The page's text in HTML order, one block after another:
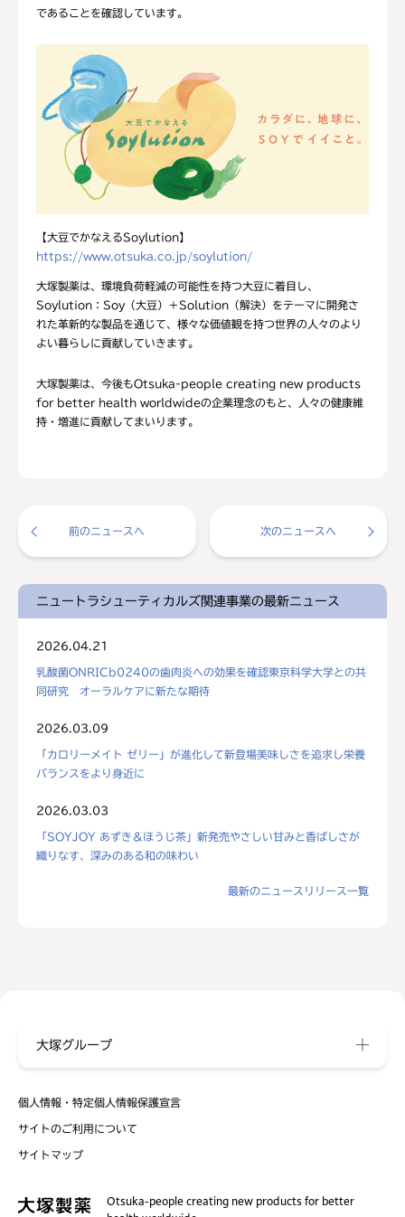
であることを確認しています。
【大豆でかなえるSoylution】
https://www.otsuka.co.jp/soylution/
大塚製薬は、環境負荷軽減の可能性を持つ大豆に着目し、
Soylution：Soy（大豆）＋Solution（解決）をテーマに開発さ
れた革新的な製品を通じて、様々な価値観を持つ世界の人々のより
よい暮らしに貢献していきます。
大塚製薬は、今後もOtsuka-people creating new products
for better health worldwideの企業理念のもと、人々の健康維
持・増進に貢献してまいります。
前のニュースへ 次のニュースへ
ニュートラシューティカルズ関連事業の最新ニュース
2026.04.21
乳酸菌ONRICb0240の歯肉炎への効果を確認東京科学大学との共
同研究 オーラルケアに新たな期待
2026.03.09
「カロリーメイト ゼリー」が進化して新登場美味しさを追求し栄養
バランスをより身近に
2026.03.03
「SOYJOY あずき＆ほうじ茶」新発売やさしい甘みと香ばしさが
織りなす、深みのある和の味わい
最新のニュースリリース一覧
個人情報・特定個人情報保護宣言
サイトのご利用について
サイトマップ
大塚グループ
Otsuka-people creating new products for better